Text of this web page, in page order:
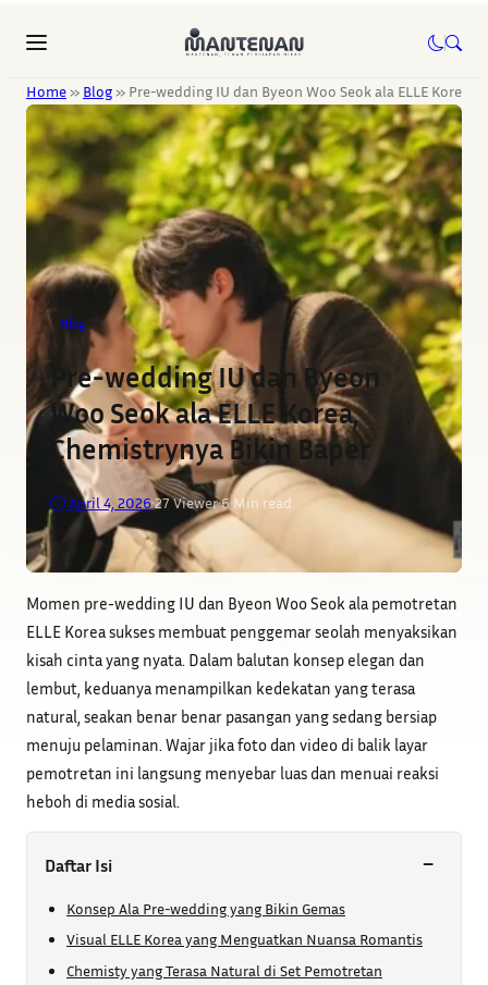
Home » Blog » Pre-wedding IU dan Byeon Woo Seok ala ELLE Korea,
Blog
Pre-wedding IU dan Byeon
Woo Seok ala ELLE Korea,
Chemistrynya Bikin Baper
April 4, 2026•27Viewer•6 Min read
Momen pre-wedding IU dan Byeon Woo Seok ala pemotretan
ELLE Korea sukses membuat penggemar seolah menyaksikan
kisah cinta yang nyata. Dalam balutan konsep elegan dan
lembut, keduanya menampilkan kedekatan yang terasa
natural, seakan benar benar pasangan yang sedang bersiap
menuju pelaminan. Wajar jika foto dan video di balik layar
pemotretan ini langsung menyebar luas dan menuai reaksi
heboh di media sosial.
Daftar Isi −
Konsep Ala Pre-wedding yang Bikin Gemas
Visual ELLE Korea yang Menguatkan Nuansa Romantis
Chemisty yang Terasa Natural di Set Pemotretan